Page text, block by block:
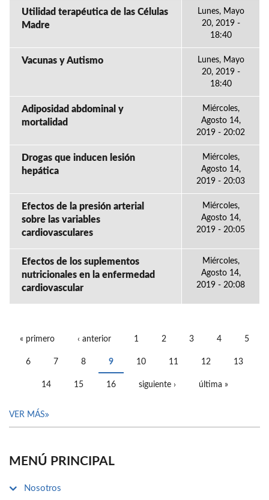
Utilidad terapéutica de las Células
Madre
Lunes, Mayo
20, 2019 -
18:40
Vacunas y Autismo
Lunes, Mayo
20, 2019 -
18:40
Adiposidad abdominal y
mortalidad
Miércoles,
Agosto 14,
2019 - 20:02
Drogas que inducen lesión
hepática
Miércoles,
Agosto 14,
2019 - 20:03
Efectos de la presión arterial
sobre las variables
cardiovasculares
Miércoles,
Agosto 14,
2019 - 20:05
Efectos de los suplementos
nutricionales en la enfermedad
cardiovascular
Miércoles,
Agosto 14,
2019 - 20:08
« primero ‹ anterior 1 2 3 4 5
6 7 8 9 10 11 12 13
14 15 16 siguiente › última »
VER MÁS
MENÚ PRINCIPAL
Nosotros